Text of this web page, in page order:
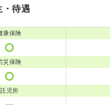
・待遇
康保険
災保険
託児所